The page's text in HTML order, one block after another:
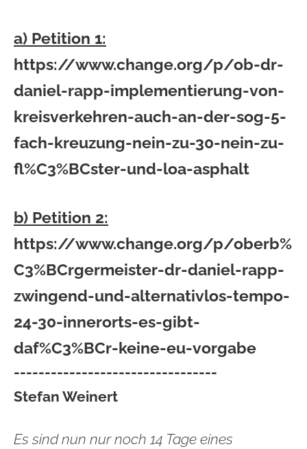
a) Petition 1:
https://www.change.org/p/ob-dr-
daniel-rapp-implementierung-von-
kreisverkehren-auch-an-der-sog-5-
fach-kreuzung-nein-zu-30-nein-zu-
fl%C3%BCster-und-loa-asphalt
b) Petition 2:
https://www.change.org/p/oberb%
C3%BCrgermeister-dr-daniel-rapp-
zwingend-und-alternativlos-tempo-
24-30-innerorts-es-gibt-
daf%C3%BCr-keine-eu-vorgabe
---------------------------------
Stefan Weinert
Es sind nun nur noch 14 Tage eines